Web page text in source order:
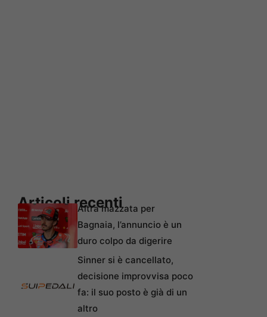
Articoli recenti
Altra mazzata per
Bagnaia, l’annuncio è un
duro colpo da digerire
Sinner si è cancellato,
decisione improvvisa poco
fa: il suo posto è già di un
altro